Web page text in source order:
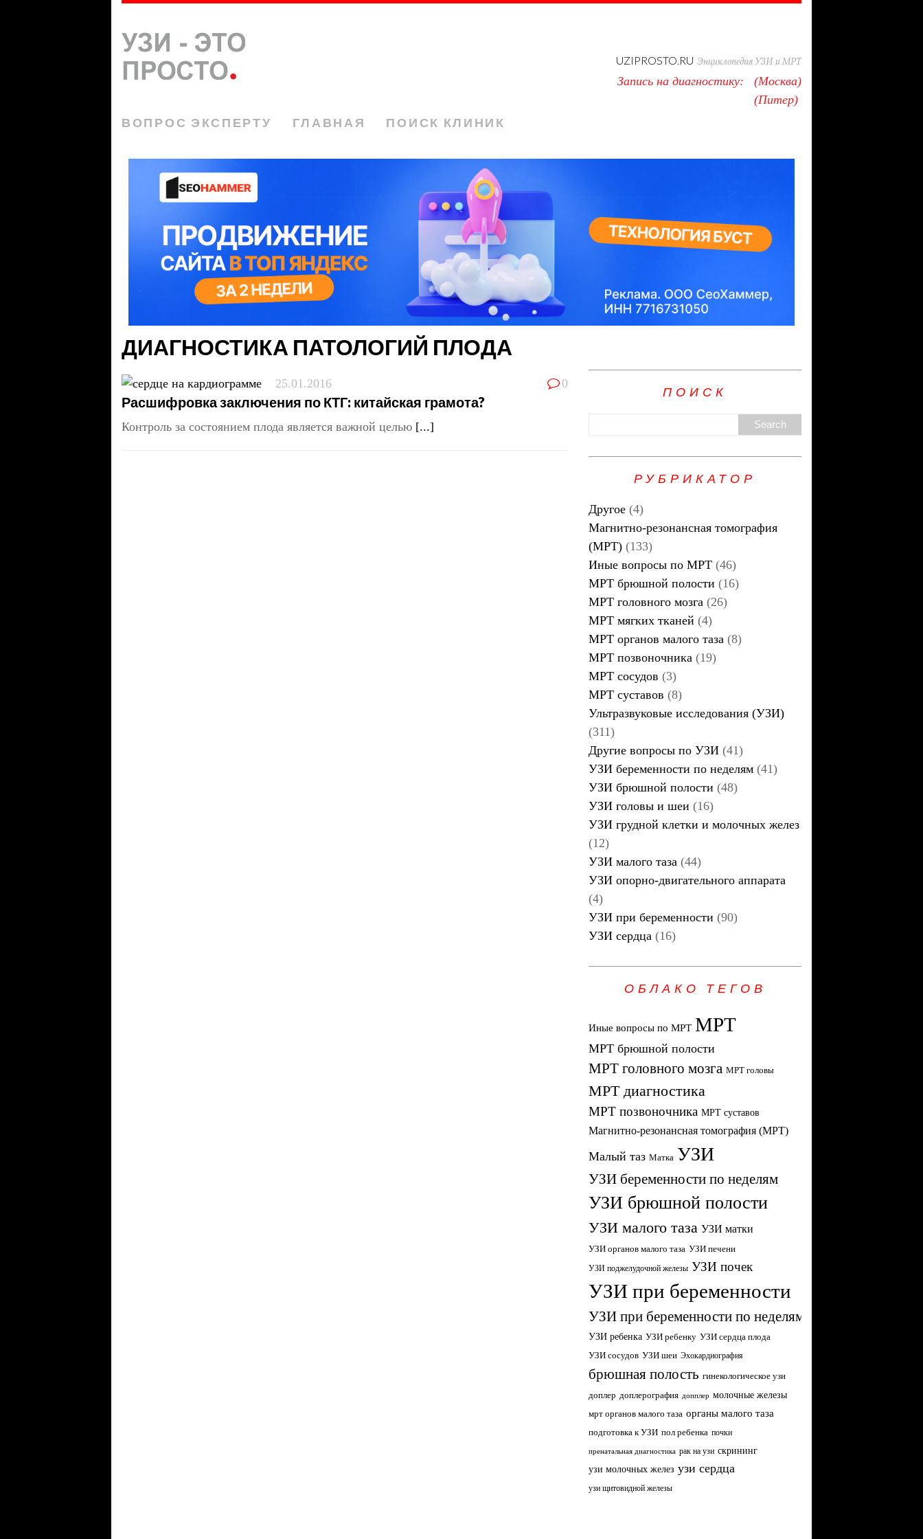
UZIPROSTO.RU Энциклопедия УЗИ и МРТ
Запись на диагностику:
Москва
Питер
ВОПРОС ЭКСПЕРТУ ГЛАВНАЯ ПОИСК КЛИНИК
ДИАГНОСТИКА ПАТОЛОГИЙ ПЛОДА
25.01.2016 0
Расшифровка заключения по КТГ: китайская грамота?
Контроль за состоянием плода является важной целью [...]
ПОИСК
РУБРИКАТОР
Другое (4)
Магнитно-резонансная томография
(МРТ) (133)
Иные вопросы по МРТ (46)
МРТ брюшной полости (16)
МРТ головного мозга (26)
МРТ мягких тканей (4)
МРТ органов малого таза (8)
МРТ позвоночника (19)
МРТ сосудов (3)
МРТ суставов (8)
Ультразвуковые исследования (УЗИ)
(311)
Другие вопросы по УЗИ (41)
УЗИ беременности по неделям (41)
УЗИ брюшной полости (48)
УЗИ головы и шеи (16)
УЗИ грудной клетки и молочных желез
(12)
УЗИ малого таза (44)
УЗИ опорно-двигательного аппарата
(4)
УЗИ при беременности (90)
УЗИ сердца (16)
ОБЛАКО ТЕГОВ
Иные вопросы по МРТ МРТ
МРТ брюшной полости
МРТ головного мозга МРТ головы
МРТ диагностика
МРТ позвоночника МРТ суставов
Магнитно-резонансная томография (МРТ)
Малый таз Матка УЗИ
УЗИ беременности по неделям
УЗИ брюшной полости
УЗИ малого таза УЗИ матки
УЗИ органов малого таза УЗИ печени
УЗИ поджелудочной железы УЗИ почек
УЗИ при беременности
УЗИ при беременности по неделям
УЗИ ребенка УЗИ ребенку УЗИ сердца плода
УЗИ сосудов УЗИ шеи Эхокардиография
брюшная полость гинекологическое узи
доплер доплерография допплер молочные железы
мрт органов малого таза органы малого таза
подготовка к УЗИ пол ребенка почки
пренатальная диагностика рак на узи скрининг
узи молочных желез узи сердца
узи щитовидной железы